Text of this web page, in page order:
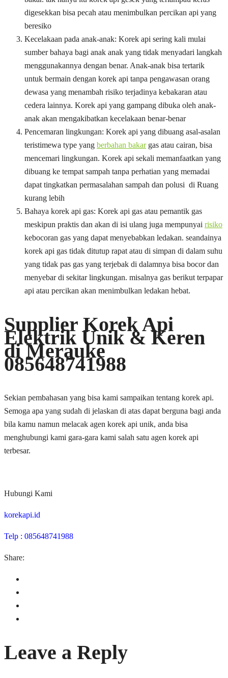
digesekkan bisa pecah atau menimbulkan percikan api yang
beresiko
Kecelakaan pada anak-anak: Korek api sering kali mulai
sumber bahaya bagi anak anak yang tidak menyadari langkah
menggunakannya dengan benar. Anak-anak bisa tertarik
untuk bermain dengan korek api tanpa pengawasan orang
dewasa yang menambah risiko terjadinya kebakaran atau
cedera lainnya. Korek api yang gampang dibuka oleh anak-
anak akan mengakibatkan kecelakaan benar-benar
Pencemaran lingkungan: Korek api yang dibuang asal-asalan
teristimewa type yang berbahan bakargas atau cairan, bisa
mencemari lingkungan. Korek api sekali memanfaatkan yang
dibuang ke tempat sampah tanpa perhatian yang memadai
dapat tingkatkan permasalahan sampah dan polusi di Ruang
kurang lebih
Bahaya korek api gas: Korek api gas atau pemantik gas
meskipun praktis dan akan di isi ulang juga mempunyai risiko
kebocoran gas yang dapat menyebabkan ledakan. seandainya
korek api gas tidak ditutup rapat atau di simpan di dalam suhu
yang tidak pas gas yang terjebak di dalamnya bisa bocor dan
menyebar di sekitar lingkungan. misalnya gas berikut terpapar
api atau percikan akan menimbulkan ledakan hebat.
Supplier Korek Api
Elektrik Unik & Keren
di Merauke
085648741988
Sekian pembahasan yang bisa kami sampaikan tentang korek api.
Semoga apa yang sudah di jelaskan di atas dapat berguna bagi anda
bila kamu namun melacak agen korek api unik, anda bisa
menghubungi kami gara-gara kami salah satu agen korek api
terbesar.
Hubungi Kami
korekapi.id
Telp : 085648741988
Share:
Leave a Reply